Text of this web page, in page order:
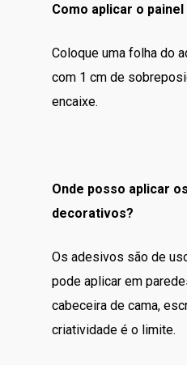
Como aplicar o
Coloque uma folha do
com 1 cm de
encaixe.
Onde posso aplicar
decorativos?
Os adesivos são de
pode aplicar em
cabeceira de cama,
criatividade é o limite.